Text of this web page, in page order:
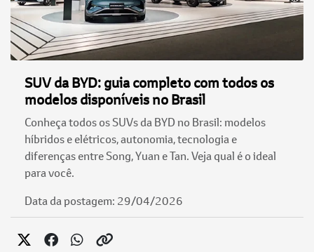
SUV da BYD: guia completo com todos os
modelos disponíveis no Brasil
Conheça todos os SUVs da BYD no Brasil: modelos
híbridos e elétricos, autonomia, tecnologia e
diferenças entre Song, Yuan e Tan. Veja qual é o ideal
para você.
Data da postagem: 29/04/2026